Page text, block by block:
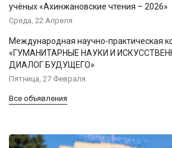
учёных «Ахинжановские чтения – 2026»
Среда, 22 Апреля
Международная научно-практическая
«ГУМАНИТАРНЫЕ НАУКИ И
ДИАЛОГ БУДУЩЕГО»
Пятница, 27 Февраля
Все объявления